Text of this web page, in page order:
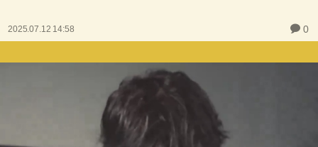
2025.07.12 14:58 0